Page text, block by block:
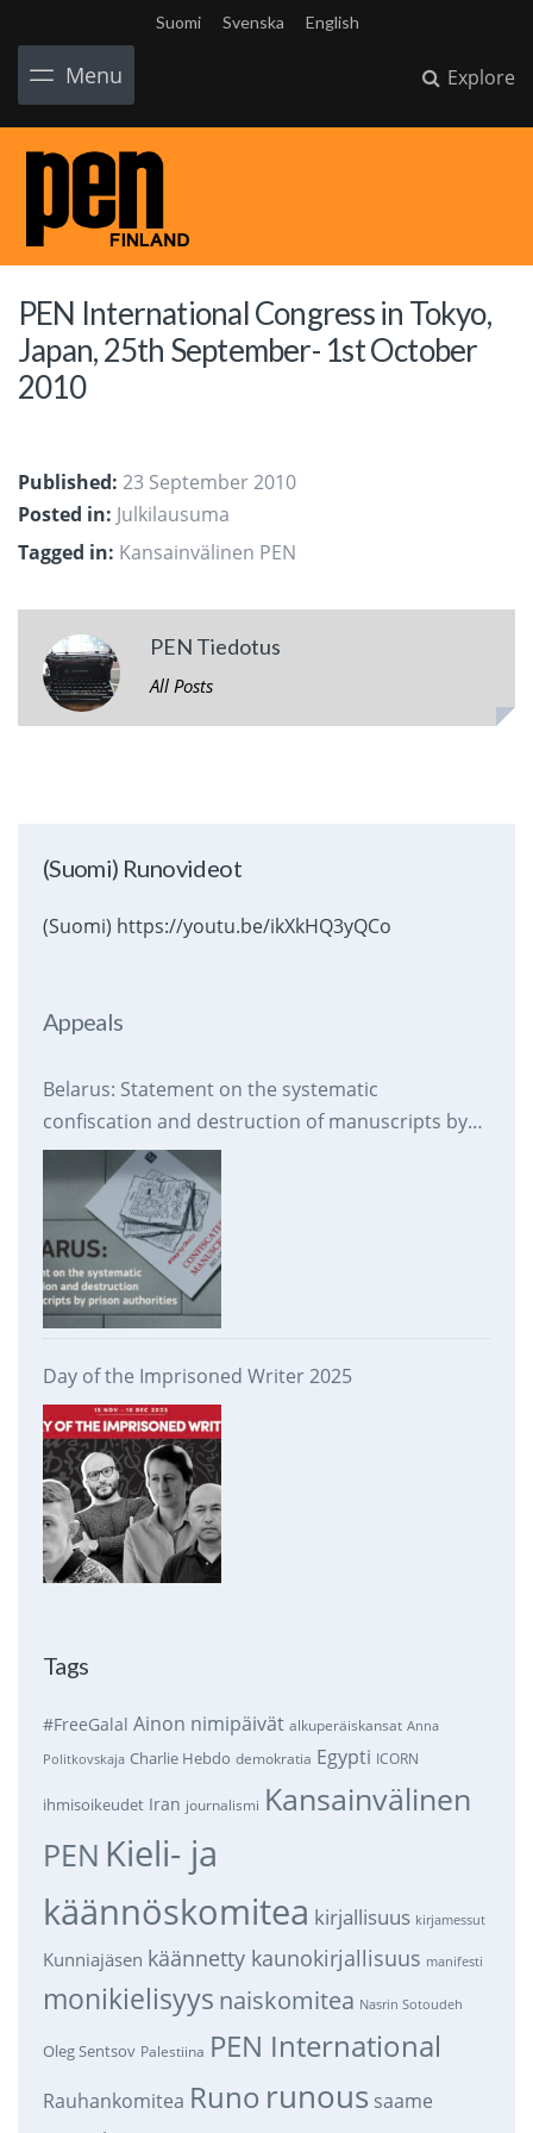
Suomi Svenska English
Menu Explore
PEN International Congress in Tokyo,
Japan, 25th September- 1st October
2010
Published: 23 September 2010
Posted in: Julkilausuma
Tagged in: Kansainvälinen PEN
PEN Tiedotus
All Posts
(Suomi) Runovideot
(Suomi) https://youtu.be/ikXkHQ3yQCo
Appeals
Belarus: Statement on the systematic
confiscation and destruction of manuscripts by
prison authorities
Day of the Imprisoned Writer 2025
Tags
#FreeGalal Ainon nimipäivät alkuperäiskansat Anna
Politkovskaja Charlie Hebdo demokratia Egypti ICORN
ihmisoikeudet Iran journalismi Kansainvälinen
PEN Kieli- ja
käännöskomitea kirjallisuus kirjamessut
Kunniajäsen käännetty kaunokirjallisuus manifesti
monikielisyys naiskomitea Nasrin Sotoudeh
Oleg Sentsov Palestiina PEN International
Rauhankomitea Runo runous saame